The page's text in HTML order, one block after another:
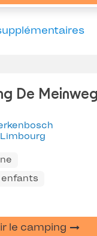
De
Limbourg
enfants
le camping